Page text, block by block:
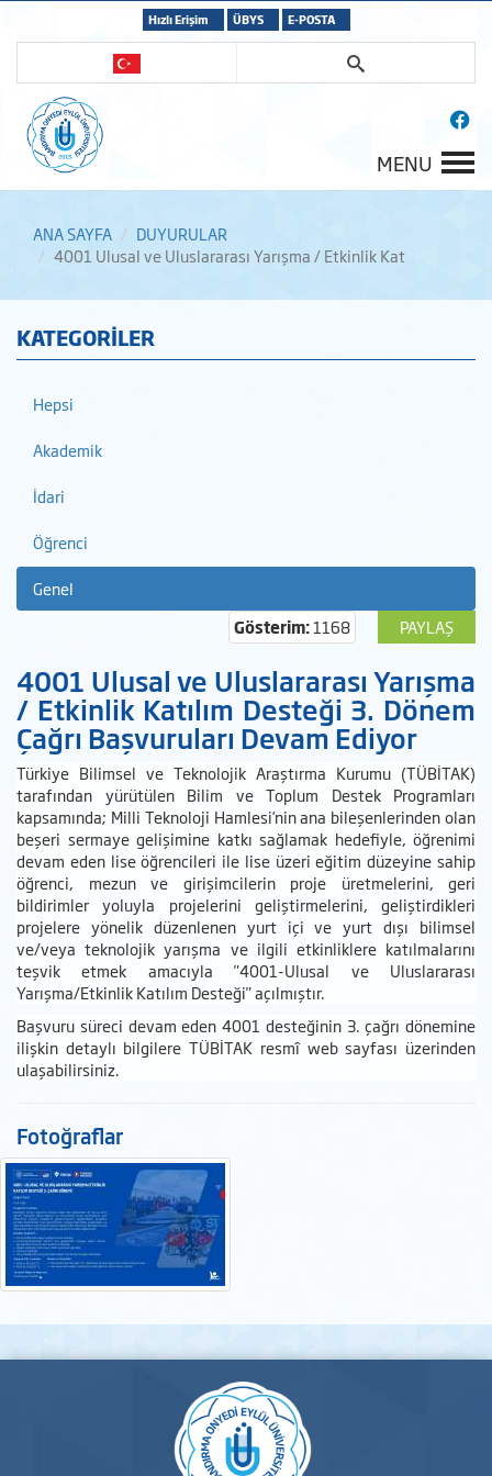
Hızlı Erişim ÜBYS E-POSTA
MENU
ANA SAYFA
DUYURULAR
4001 Ulusal ve Uluslararası Yarışma / Etkinlik Kat
KATEGORİLER
Hepsi
Akademik
İdari
Öğrenci
Genel
PAYLAŞ
Gösterim:1168
4001 Ulusal ve Uluslararası Yarışma
/ Etkinlik Katılım Desteği 3. Dönem
Çağrı Başvuruları Devam Ediyor
Türkiye Bilimsel ve Teknolojik Araştırma Kurumu (TÜBİTAK)
tarafından yürütülen Bilim ve Toplum Destek Programları
kapsamında; Milli Teknoloji Hamlesi’nin ana bileşenlerinden olan
beşeri sermaye gelişimine katkı sağlamak hedefiyle, öğrenimi
devam eden lise öğrencileri ile lise üzeri eğitim düzeyine sahip
öğrenci, mezun ve girişimcilerin proje üretmelerini, geri
bildirimler yoluyla projelerini geliştirmelerini, geliştirdikleri
projelere yönelik düzenlenen yurt içi ve yurt dışı bilimsel
ve/veya teknolojik yarışma ve ilgili etkinliklere katılmalarını
teşvik etmek amacıyla "4001-Ulusal ve Uluslararası
Yarışma/Etkinlik Katılım Desteği" açılmıştır.
Başvuru süreci devam eden 4001 desteğinin 3. çağrı dönemine
ilişkin detaylı bilgilere TÜBİTAK resmî web sayfası üzerinden
ulaşabilirsiniz.
Fotoğraflar